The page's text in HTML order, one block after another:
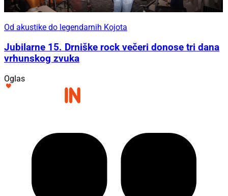
Od akustike do legendarnih Kojota
Jubilarne 15. Drniške rock večeri donose tri dana
vrhunskog zvuka
Oglas